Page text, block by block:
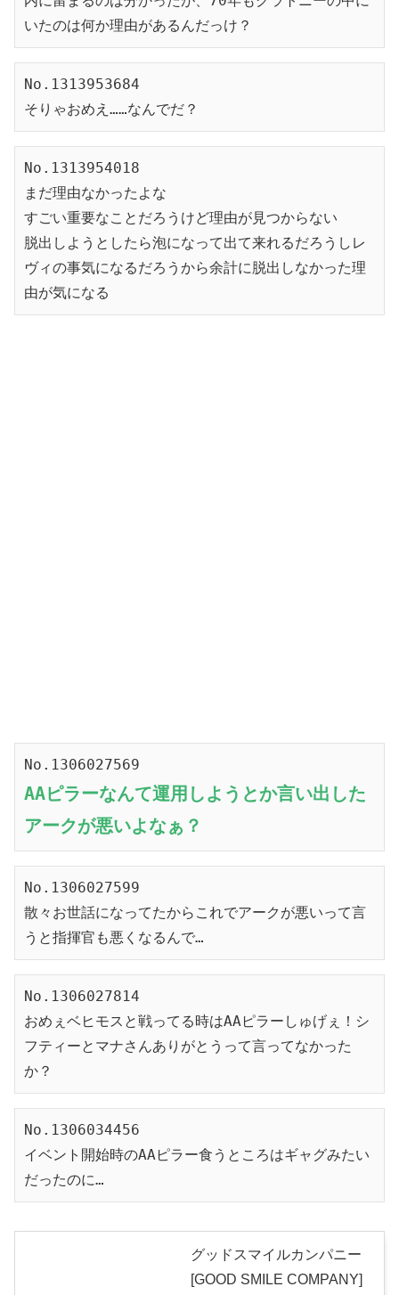
いたのは何か理由があるんだっけ？
No.1313953684
そりゃおめえ……なんでだ？
No.1313954018
まだ理由なかったよな
すごい重要なことだろうけど理由が見つからない
脱出しようとしたら泡になって出て来れるだろうしレ
ヴィの事気になるだろうから余計に脱出しなかった理
由が気になる
No.1306027569
AAピラーなんて運用しようとか言い出した
アークが悪いよなぁ？
No.1306027599
散々お世話になってたからこれでアークが悪いって言
うと指揮官も悪くなるんで…
No.1306027814
おめぇベヒモスと戦ってる時はAAピラーしゅげぇ！シ
フティーとマナさんありがとうって言ってなかった
か？
No.1306034456
イベント開始時のAAピラー食うところはギャグみたい
だったのに…
グッドスマイルカンパニー
[GOOD SMILE COMPANY]